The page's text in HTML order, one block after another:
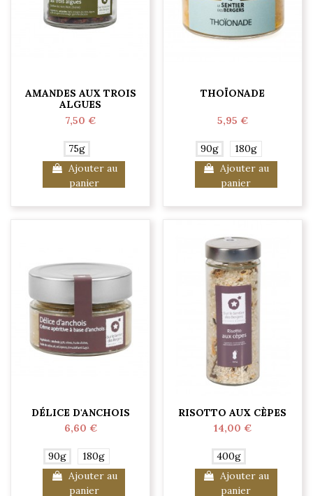
AMANDES AUX TROIS
ALGUES
7,50 €
75g
Ajouter au
panier
THOÏONADE
5,95 €
90g
180g
Ajouter au
panier
DÉLICE D'ANCHOIS
6,60 €
90g
180g
Ajouter au
panier
RISOTTO AUX CÈPES
14,00 €
400g
Ajouter au
panier